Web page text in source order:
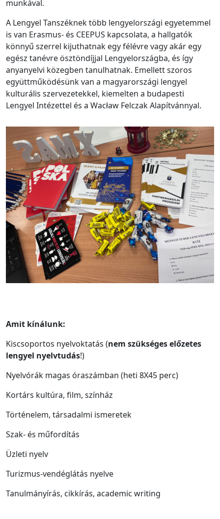
munkával.
A Lengyel Tanszéknek több lengyelországi egyetemmel
is van Erasmus- és CEEPUS kapcsolata, a hallgatók
könnyű szerrel kijuthatnak egy félévre vagy akár egy
egész tanévre ösztöndíjjal Lengyelországba, és így
anyanyelvi közegben tanulhatnak. Emellett szoros
együttműködésünk van a magyarországi lengyel
kulturális szervezetekkel, kiemelten a budapesti
Lengyel Intézettel és a Wacław Felczak Alapítvánnyal.
Amit kínálunk:
Kiscsoportos nyelvoktatás (nem szükséges előzetes
lengyel nyelvtudás!)
Nyelvórák magas óraszámban (heti 8X45 perc)
Kortárs kultúra, film, színház
Történelem, társadalmi ismeretek
Szak- és műfordítás
Üzleti nyelv
Turizmus-vendéglátás nyelve
Tanulmányírás, cikkírás, academic writing